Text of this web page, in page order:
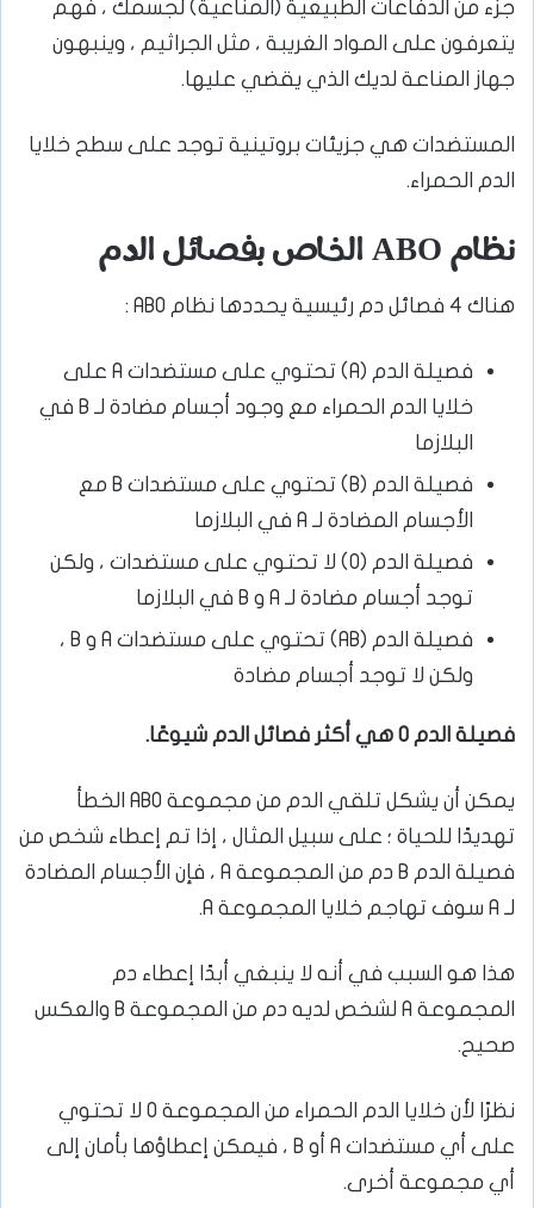
جزء من الدفاعات الطبيعية (المناعية) لجسمك ، فهم
يتعرفون على المواد الغريبة ، مثل الجراثيم ، وينبهون
جهاز المناعة لديك الذي يقضي عليها.
المستضدات هي جزيئات بروتينية توجد على سطح خلايا
الدم الحمراء.
نظام ABO الخاص بفصائل الدم
هناك 4 فصائل دم رئيسية يحددها نظام ABO :
فصيلة الدم (A) تحتوي على مستضدات A على
خلايا الدم الحمراء مع وجود أجسام مضادة لـ B في
البلازما
فصيلة الدم (B) تحتوي على مستضدات B مع
الأجسام المضادة لـ A في البلازما
فصيلة الدم (O) لا تحتوي على مستضدات ، ولكن
توجد أجسام مضادة لـ A و B في البلازما
فصيلة الدم (AB) تحتوي على مستضدات A و B ،
ولكن لا توجد أجسام مضادة
فصيلة الدم O هي أكثر فصائل الدم شيوعًا.
يمكن أن يشكل تلقي الدم من مجموعة ABO الخطأ
تهديدًا للحياة ؛ على سبيل المثال ، إذا تم إعطاء شخص من
فصيلة الدم B دم من المجموعة A ، فإن الأجسام المضادة
لـ A سوف تهاجم خلايا المجموعة A.
هذا هو السبب في أنه لا ينبغي أبدًا إعطاء دم
المجموعة A لشخص لديه دم من المجموعة B والعكس
صحيح.
نظرًا لأن خلايا الدم الحمراء من المجموعة O لا تحتوي
على أي مستضدات A أو B ، فيمكن إعطاؤها بأمان إلى
أي مجموعة أخرى.